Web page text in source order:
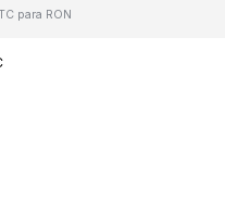
para RON